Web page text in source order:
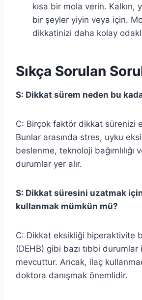
kısa bir mola verin. Kalkın,
bir şeyler yiyin veya için.
dikkatinizi daha kolay
Sıkça Sorulan
S: Dikkat sürem neden bu
C: Birçok faktör dikkat sürenizi
Bunlar arasında stres, uyku
beslenme, teknoloji bağımlılığı
durumlar yer alır.
S: Dikkat süresini uzatmak
kullanmak mümkün mü?
C: Dikkat eksikliği hiperaktivite
(DEHB) gibi bazı tıbbi
mevcuttur. Ancak, ilaç
doktora danışmak önemlidir.